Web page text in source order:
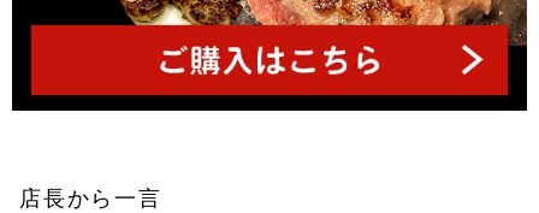
店長から一言